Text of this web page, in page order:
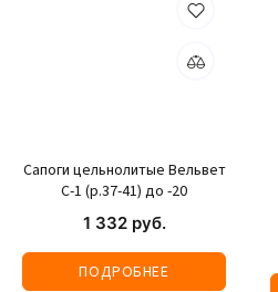
Сапоги цельнолитые Вельвет
С-1 (р.37-41) до -20
1 332 руб.
ПОДРОБНЕЕ